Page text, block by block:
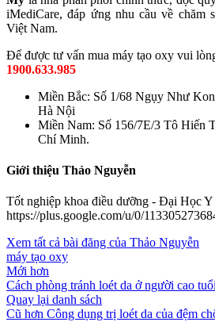
iMediCare, đáp ứng nhu cầu về chăm
Việt Nam.
Để được tư vấn mua máy tạo oxy vui
1900.633.985
Miền Bắc: Số 1/68 Ngụy Như
Hà Nội
Miền Nam: Số 156/7E/3 Tô Hiến
Chí Minh.
Giới thiệu Thảo Nguyễn
Tốt nghiệp khoa điều dưỡng - Đại Học
https://plus.google.com/u/0/
Xem tất cả bài đăng của Thảo Nguyễn
máy tạo oxy
Mới hơn
Cách phòng tránh loét da ở người cao tuổi
Quay lại danh sách
Cũ hơn Công dụng trị loét da của đệm